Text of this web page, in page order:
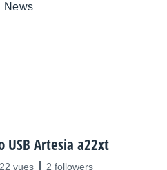
News
Artesia a22xt
vues 2 followers